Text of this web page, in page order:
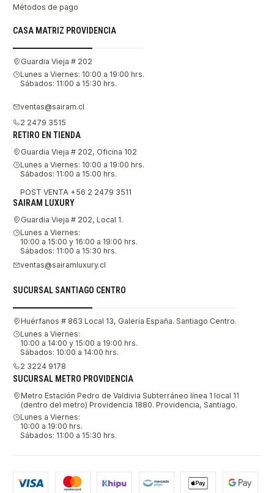
Métodos de pago
CASA MATRIZ PROVIDENCIA
Guardia Vieja # 202
Lunes a Viernes: 10:00 a 19:00 hrs.
Sábados: 11:00 a 15:30 hrs.
ventas@sairam.cl
2 2479 3515
RETIRO EN TIENDA
Guardia Vieja # 202, Oficina 102
Lunes a Viernes: 10:00 a 19:00 hrs.
Sábados: 11:00 a 15:00 hrs.
POST VENTA +56 2 2479 3511
SAIRAM LUXURY
Guardia Vieja # 202, Local 1.
Lunes a Viernes:
10:00 a 15:00 y 16:00 a 19:00 hrs.
Sábados: 11:00 a 15:30 hrs.
ventas@sairamluxury.cl
SUCURSAL SANTIAGO CENTRO
Huérfanos # 863 Local 13, Galería España. Santiago Centro.
Lunes a Viernes:
10:00 a 14:00 y 15:00 a 19:00 hrs.
Sábados: 10:00 a 14:00 hrs.
2 3224 9178
SUCURSAL METRO PROVIDENCIA
Metro Estación Pedro de Valdivia Subterráneo línea 1 local 11
(dentro del metro) Providencia 1880. Providencia, Santiago.
Lunes a Viernes:
10:00 a 19:00 hrs.
Sábados: 11:00 a 15:30 hrs.